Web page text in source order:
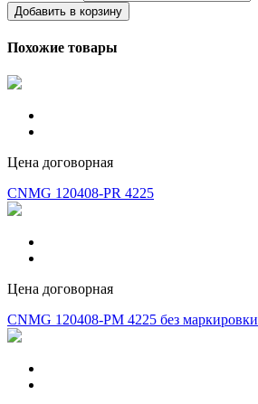
Добавить в корзину
Похожие товары
Цена договорная
CNMG 120408-PR 4225
Цена договорная
CNMG 120408-PM 4225 без маркировки